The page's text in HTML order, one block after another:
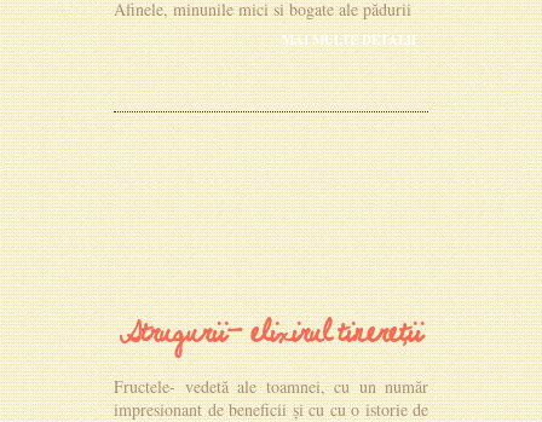
Afinele, minunile mici si bogate ale pădurii
MAI MULTE DETALII
Strugurii- elixirul tinereții
Fructele- vedetă ale toamnei, cu un număr
impresionant de beneficii și cu cu o istorie de